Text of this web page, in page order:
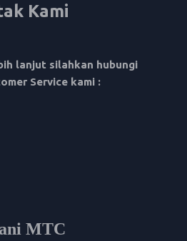
Kami
lanjut silahkan hubungi
Service kami :
MTC